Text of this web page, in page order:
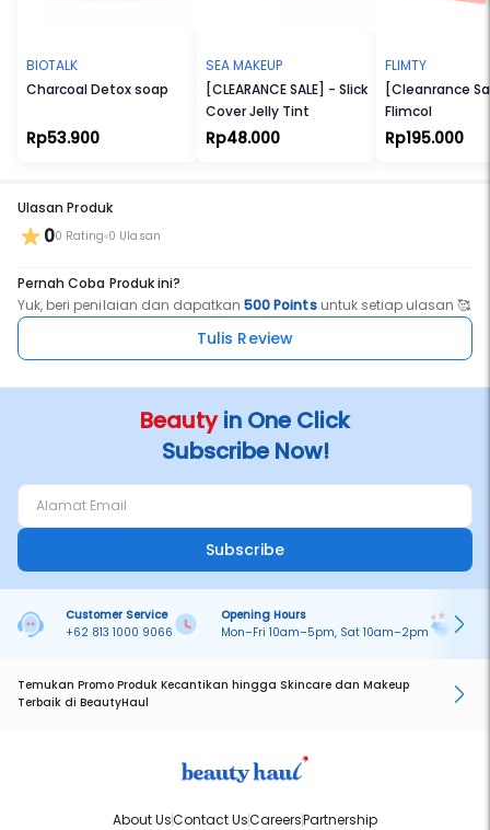
BIOTALK
Charcoal Detox soap
Rp53.900
SEA MAKEUP
[CLEARANCE SALE] - Slick
Cover Jelly Tint
Rp48.000
FLIMTY
[Cleanrance
Flimcol
Rp195.000
Ulasan Produk
00 Rating 0 Ulasan
Pernah Coba Produk ini?
Yuk, beri penilaian dan dapatkan500 Pointsuntuk setiap ulasan 🥰
Tulis Review
Beautyin One Click
Subscribe Now!
Subscribe
Customer Service
+62 813 1000 9066
Opening Hours
Mon–Fri 10am–5pm, Sat 10am–2pm
Temukan Promo Produk Kecantikan hingga Skincare dan Makeup
Terbaik di BeautyHaul
About UsContact UsCareersPartnership